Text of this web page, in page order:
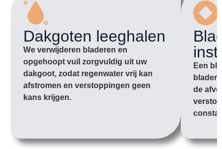
Dakgoten leeghalen
We verwijderen bladeren en
opgehoopt vuil zorgvuldig uit uw
dakgoot, zodat regenwater vrij kan
afstromen en verstoppingen geen
kans krijgen.
Een
de